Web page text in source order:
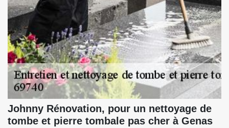
Johnny Rénovation, pour un nettoyage de
tombe et pierre tombale pas cher à Genas